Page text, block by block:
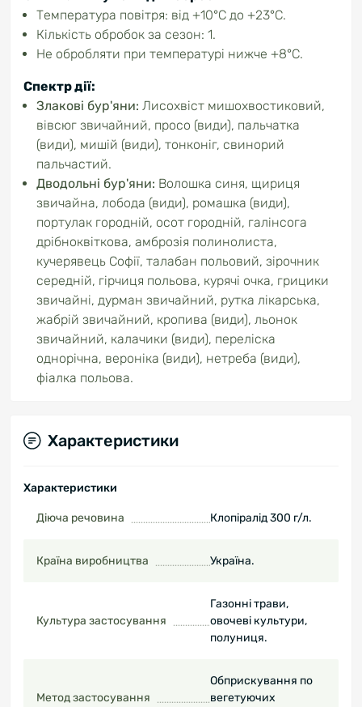
Температура повітря: від +10°C до +23°C.
Кількість обробок за сезон: 1.
Не обробляти при температурі нижче +8°C.
Спектр дії:
Злакові бур'яни: Лисохвіст мишохвостиковий,
вівсюг звичайний, просо (види), пальчатка
(види), мишій (види), тонконіг, свинорий
пальчастий.
Дводольні бур'яни: Волошка синя, щириця
звичайна, лобода (види), ромашка (види),
портулак городній, осот городній, галінсога
дрібноквіткова, амброзія полинолиста,
кучерявець Софії, талабан польовий, зірочник
середній, гірчиця польова, курячі очка, грицики
звичайні, дурман звичайний, рутка лікарська,
жабрій звичайний, кропива (види), льонок
звичайний, калачики (види), переліска
однорічна, вероніка (види), нетреба (види),
фіалка польова.
Характеристики
Характеристики
Діюча речовина Клопіралід 300 г/л.
Країна виробництва Україна.
Культура застосування
Газонні трави,
овочеві культури,
полуниця.
Метод застосування
Обприскування по
вегетуючих